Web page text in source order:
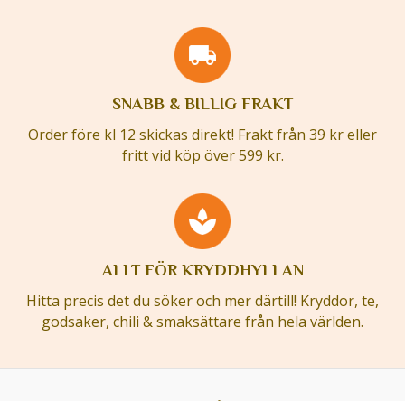
SNABB & BILLIG FRAKT
Order före kl 12 skickas direkt! Frakt från 39 kr eller
fritt vid köp över 599 kr.
ALLT FÖR KRYDDHYLLAN
Hitta precis det du söker och mer därtill! Kryddor, te,
godsaker, chili & smaksättare från hela världen.